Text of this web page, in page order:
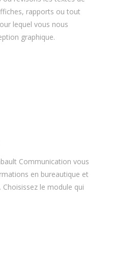
rapports ou tout
lequel vous nous
graphique.
Communication vous
en bureautique et
Choisissez le module qui